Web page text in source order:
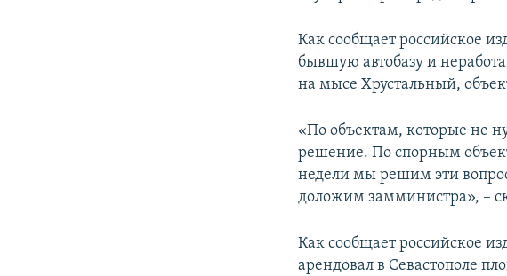
Как сообщает российское
бывшую автобазу и
на мысе Хрустальный,
«По объектам, которые не
решение. По спорным
недели мы решим эти
доложим замминистра», –
Как сообщает российское
арендовал в Севастополе